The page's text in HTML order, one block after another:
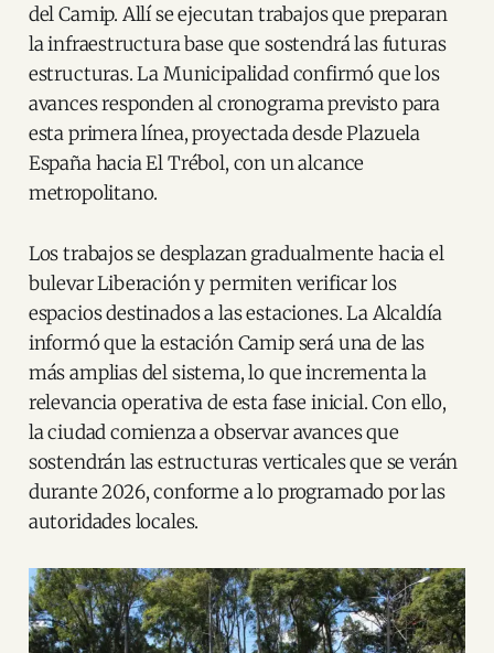
del Camip. Allí se ejecutan trabajos que preparan
la infraestructura base que sostendrá las futuras
estructuras. La Municipalidad confirmó que los
avances responden al cronograma previsto para
esta primera línea, proyectada desde Plazuela
España hacia El Trébol, con un alcance
metropolitano.
Los trabajos se desplazan gradualmente hacia el
bulevar Liberación y permiten verificar los
espacios destinados a las estaciones. La Alcaldía
informó que la estación Camip será una de las
más amplias del sistema, lo que incrementa la
relevancia operativa de esta fase inicial. Con ello,
la ciudad comienza a observar avances que
sostendrán las estructuras verticales que se verán
durante 2026, conforme a lo programado por las
autoridades locales.